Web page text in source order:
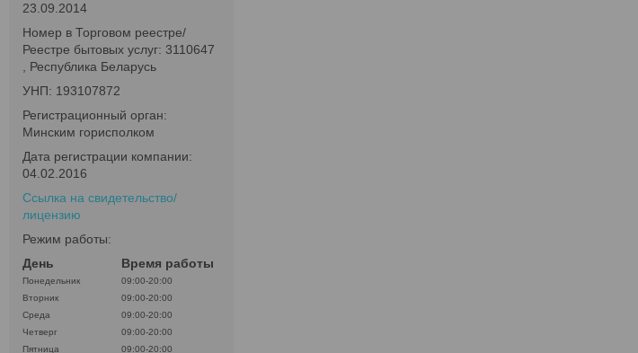
23.09.2014
Номер в Торговом реестре/
Реестре бытовых услуг: 3110647
, Республика Беларусь
УНП: 193107872
Регистрационный орган:
Минским горисполком
Дата регистрации компании:
04.02.2016
Ссылка на свидетельство/
лицензию
Режим работы:
День
Время работы
Понедельник
09:00-20:00
Вторник
09:00-20:00
Среда
09:00-20:00
Четверг
09:00-20:00
Пятница
09:00-20:00